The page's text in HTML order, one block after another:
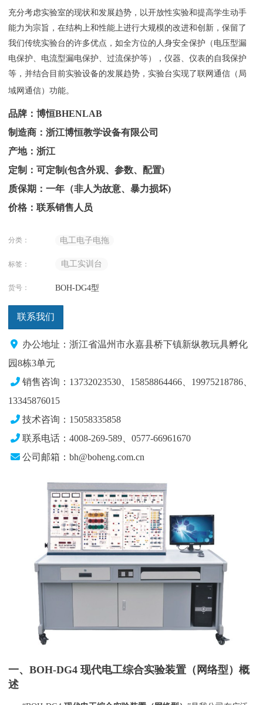
充分考虑实验室的现状和发展趋势，以开放性实验和提高学生动手
能力为宗旨，在结构上和性能上进行大规模的改进和创新，保留了
我们传统实验台的许多优点，如全方位的人身安全保护（电压型漏
电保护、电流型漏电保护、过流保护等），仪器、仪表的自我保护
等，并结合目前实验设备的发展趋势，实验台实现了联网通信（局
域网通信）功能。
品牌：博恒BHENLAB
制造商：浙江博恒教学设备有限公司
产地：浙江
定制：可定制(包含外观、参数、配置)
质保期：一年（非人为故意、暴力损坏)
价格：联系销售人员
分类： 电工电子电拖
标签： 电工实训台
货号： BOH-DG4型
联系我们
办公地址：浙江省温州市永嘉县桥下镇新纵教玩具孵化
园8栋3单元
销售咨询：13732023530、15858864466、19975218786、
13345876015
技术咨询：15058335858
联系电话：4008-269-589、0577-66961670
公司邮箱：bh@boheng.com.cn
一、BOH-DG4 现代电工综合实验装置（网络型）概
述